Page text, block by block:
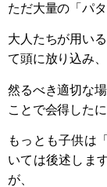
ただ大量の「パ
大人たちが用い
て頭に放り込み、
然るべき適切な
ことで会得した
もっとも子供は
いては後述しま
が、